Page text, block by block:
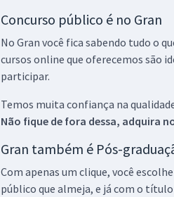
Concurso público é no Gran
No Gran você fica sabendo tudo o
cursos online que oferecemos são
participar.
Temos muita confiança na
Não fique de fora dessa, adquira
Gran também é Pós-
Com apenas um clique, você
público que almeja, e já com o